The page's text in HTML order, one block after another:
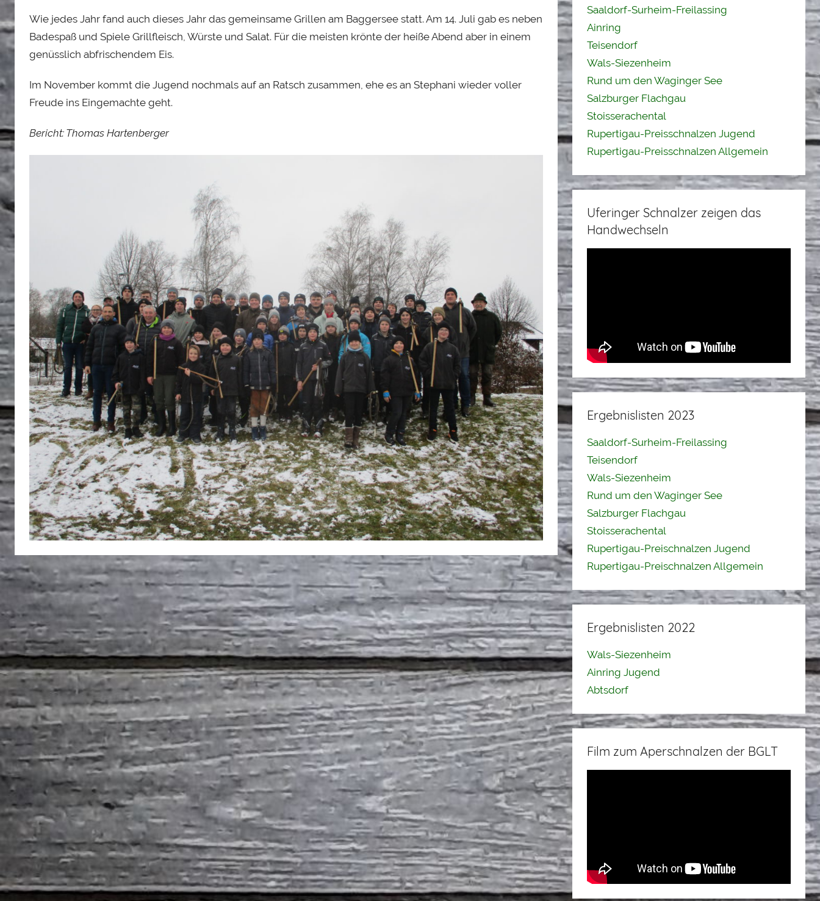
Wie jedes Jahr fand auch dieses Jahr das gemeinsame Grillen am Baggersee statt. Am 14. Juli gab es neben
Badespaß und Spiele Grillfleisch, Würste und Salat. Für die meisten krönte der heiße Abend aber in einem
genüsslich abfrischendem Eis.
Im November kommt die Jugend nochmals auf an Ratsch zusammen, ehe es an Stephani wieder voller
Freude ins Eingemachte geht.
Bericht: Thomas Hartenberger
Saaldorf-Surheim-Freilassing
Ainring
Teisendorf
Wals-Siezenheim
Rund um den Waginger See
Salzburger Flachgau
Stoisserachental
Rupertigau-Preisschnalzen Jugend
Rupertigau-Preisschnalzen Allgemein
Uferinger Schnalzer zeigen das
Handwechseln
Ergebnislisten 2023
Saaldorf-Surheim-Freilassing
Teisendorf
Wals-Siezenheim
Rund um den Waginger See
Salzburger Flachgau
Stoisserachental
Rupertigau-Preischnalzen Jugend
Rupertigau-Preischnalzen Allgemein
Ergebnislisten 2022
Wals-Siezenheim
Ainring Jugend
Abtsdorf
Film zum Aperschnalzen der BGLT